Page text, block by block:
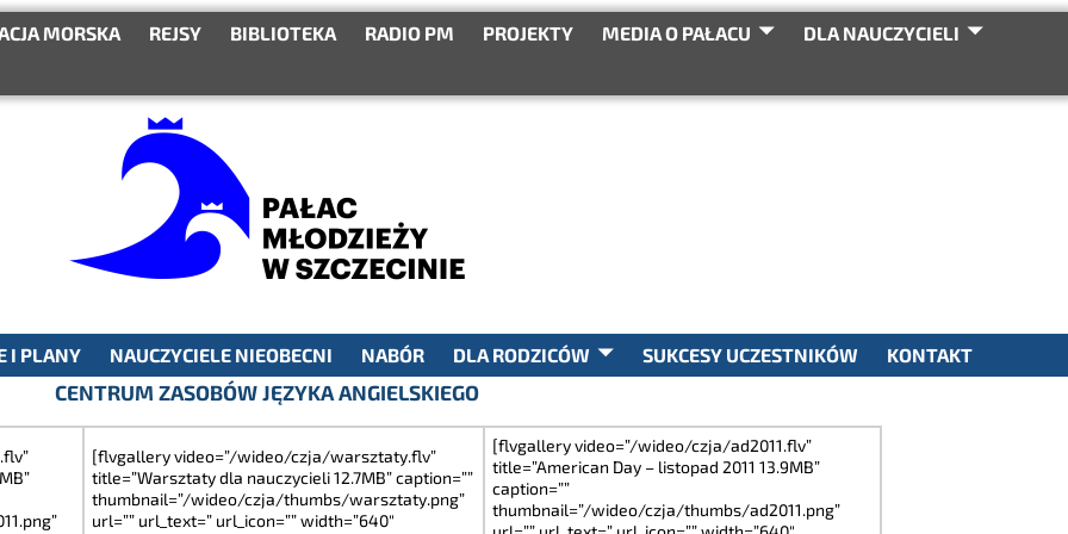
MORSKA REJSY BIBLIOTEKA RADIO PM PROJEKTY MEDIA O PAŁACU DLA NAUCZYCIELI
SEARCH
I PLANY
NAUCZYCIELE NIEOBECNI NABÓR DLA RODZICÓW SUKCESY UCZESTNIKÓW KONTAKT
CENTRUM ZASOBÓW JĘZYKA ANGIELSKIEGO
[flvgallery video=”/wideo/czja/warsztaty.flv”
title=”Warsztaty dla nauczycieli 12.7MB” caption=””
thumbnail=”/wideo/czja/thumbs/warsztaty.png”
url=”” url_text=” url_icon=”” width=”640″
[flvgallery video=”/wideo/czja/ad2011.flv”
title=”American Day – listopad 2011 13.9MB”
caption=””
thumbnail=”/wideo/czja/thumbs/ad2011.png”